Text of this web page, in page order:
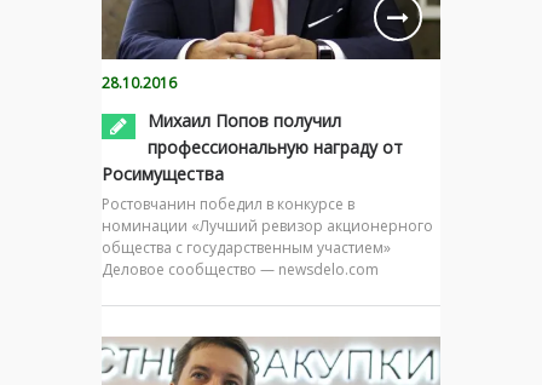
28.10.2016
Михаил Попов получил
профессиональную награду от
Росимущества
Ростовчанин победил в конкурсе в
номинации «Лучший ревизор акционерного
общества с государственным участием»
Деловое сообщество — newsdelo.com